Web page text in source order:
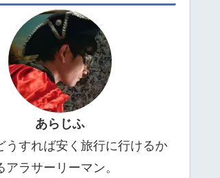
あらじふ
うすれば安く旅行に行けるか
アラサーリーマン。